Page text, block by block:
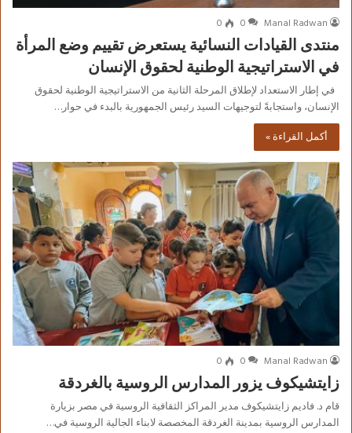
Manal Radwan
0
0
منتدى القيادات النسائية يستعرض تقييم وضع المرأة
في الاستراتيجية الوطنية لحقوق الإنسان
في إطار الاستعداد لإطلاق المرحلة الثانية من الاستراتيجية الوطنية لحقوق
الإنسان، واستجابةً لتوجيهات السيد رئيس الجمهورية بالبدء في حوار…
أكمل القراءة »
Manal Radwan
0
0
زايتشيكوف يزور المدارس الروسية بالغردقة
قام د. فاديم زايتشيكوف مدير المراكز الثقافية الروسية في مصر بزيارة
المدارس الروسية بمدينة الغردقة المخصصة لابناء الجالية الروسية في…